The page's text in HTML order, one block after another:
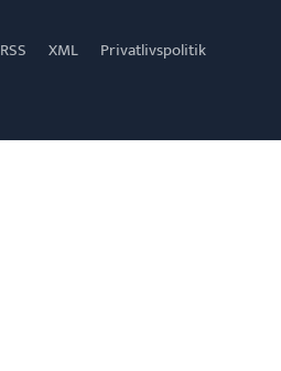
RSS XML Privatlivspolitik